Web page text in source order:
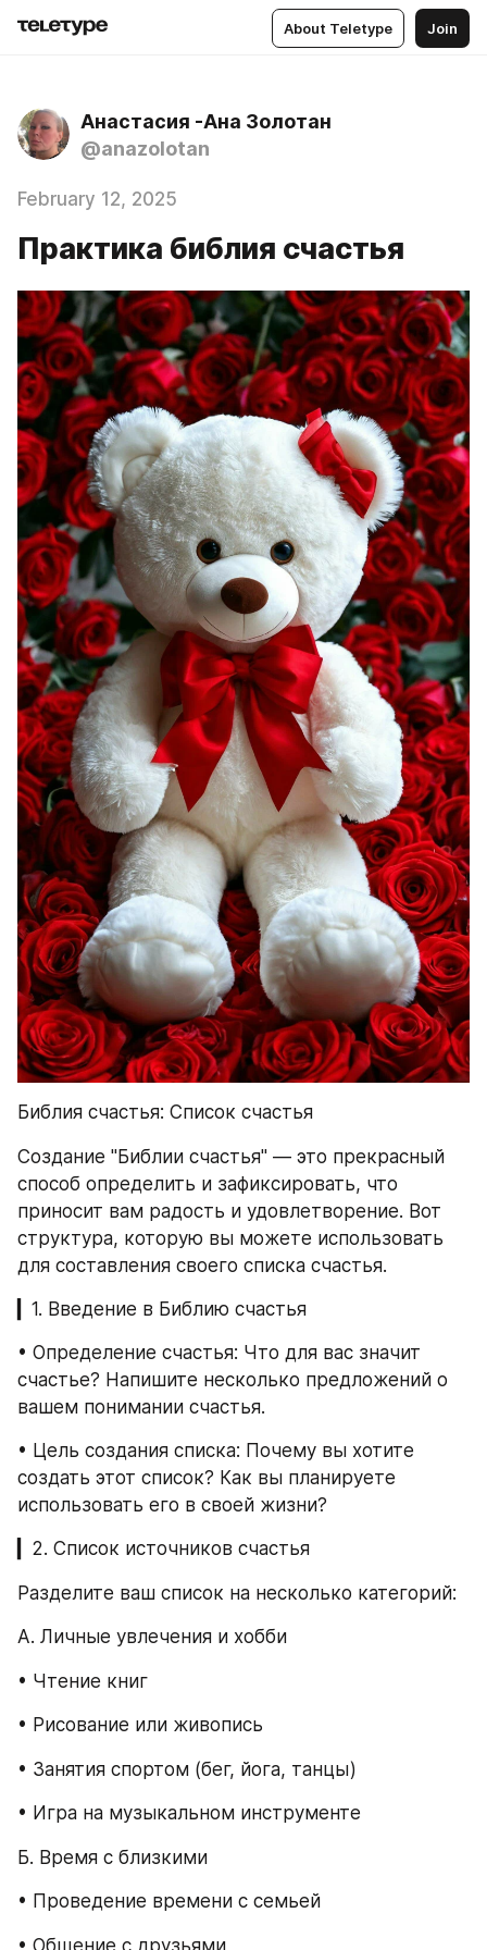
About Teletype Join
Анастасия -Ана Золотан
@anazolotan
February 12, 2025
Практика библия счастья
Библия счастья: Список счастья
Создание "Библии счастья" — это прекрасный
способ определить и зафиксировать, что
приносит вам радость и удовлетворение. Вот
структура, которую вы можете использовать
для составления своего списка счастья.
▎1. Введение в Библию счастья
• Определение счастья: Что для вас значит
счастье? Напишите несколько предложений о
вашем понимании счастья.
• Цель создания списка: Почему вы хотите
создать этот список? Как вы планируете
использовать его в своей жизни?
▎2. Список источников счастья
Разделите ваш список на несколько категорий:
А. Личные увлечения и хобби
• Чтение книг
• Рисование или живопись
• Занятия спортом (бег, йога, танцы)
• Игра на музыкальном инструменте
Б. Время с близкими
• Проведение времени с семьей
• Общение с друзьями